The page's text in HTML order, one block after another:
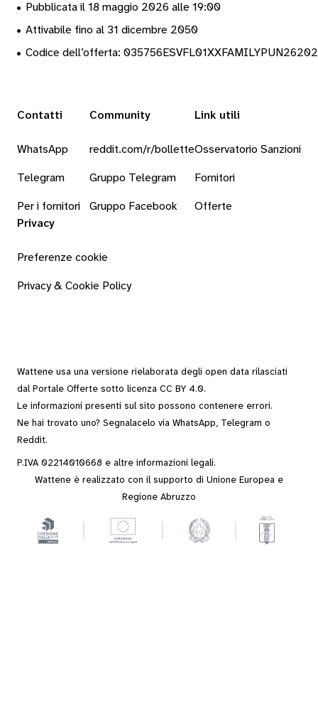
• Pubblicata il 18 maggio 2026 alle 19:00
• Attivabile fino al 31 dicembre 2050
• Codice dell’offerta:
Contatti
WhatsApp
Telegram
Per i fornitori
Community
reddit.com/r/bollette
Gruppo Telegram
Gruppo Facebook
Link utili
Osservatorio Sanzioni
Fornitori
Offerte
Privacy
Preferenze cookie
Privacy & Cookie Policy
Wattene usa una versione rielaborata degli open data rilasciati
dal Portale Offerte sotto licenza CC BY 4.0.
Le informazioni presenti sul sito possono contenere errori.
Ne hai trovato uno? Segnalacelo via WhatsApp, Telegram o
Reddit.
P.IVA 02214010668 e altre informazioni legali.
Wattene è realizzato con il supporto di Unione Europea e
Regione Abruzzo